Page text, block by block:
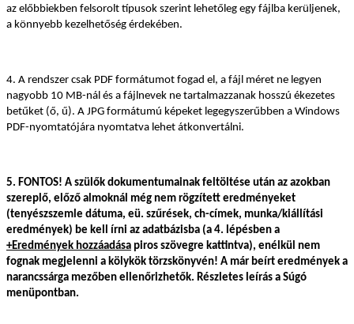
az előbbiekben felsorolt típusok szerint lehetőleg egy fájlba kerüljenek,
a könnyebb kezelhetőség érdekében.
4. A rendszer csak PDF formátumot fogad el, a fájl méret ne legyen
nagyobb 10 MB-nál és a fájlnevek ne tartalmazzanak hosszú ékezetes
betűket (ő, ű). A JPG formátumú képeket legegyszerűbben a Windows
PDF-nyomtatójára nyomtatva lehet átkonvertálni.
5. FONTOS! A szülők dokumentumainak feltöltése után az azokban
szereplő, előző almoknál még nem rögzített eredményeket
(tenyészszemle dátuma, eü. szűrések, ch-címek, munka/kiállítási
eredmények) be kell írni az adatbázisba (a 4. lépésben a
+Eredmények hozzáadása piros szövegre kattintva), enélkül nem
fognak megjelenni a kölykök törzskönyvén! A már beírt eredmények a
narancssárga mezőben ellenőrizhetők. Részletes leírás a Súgó
menüpontban.